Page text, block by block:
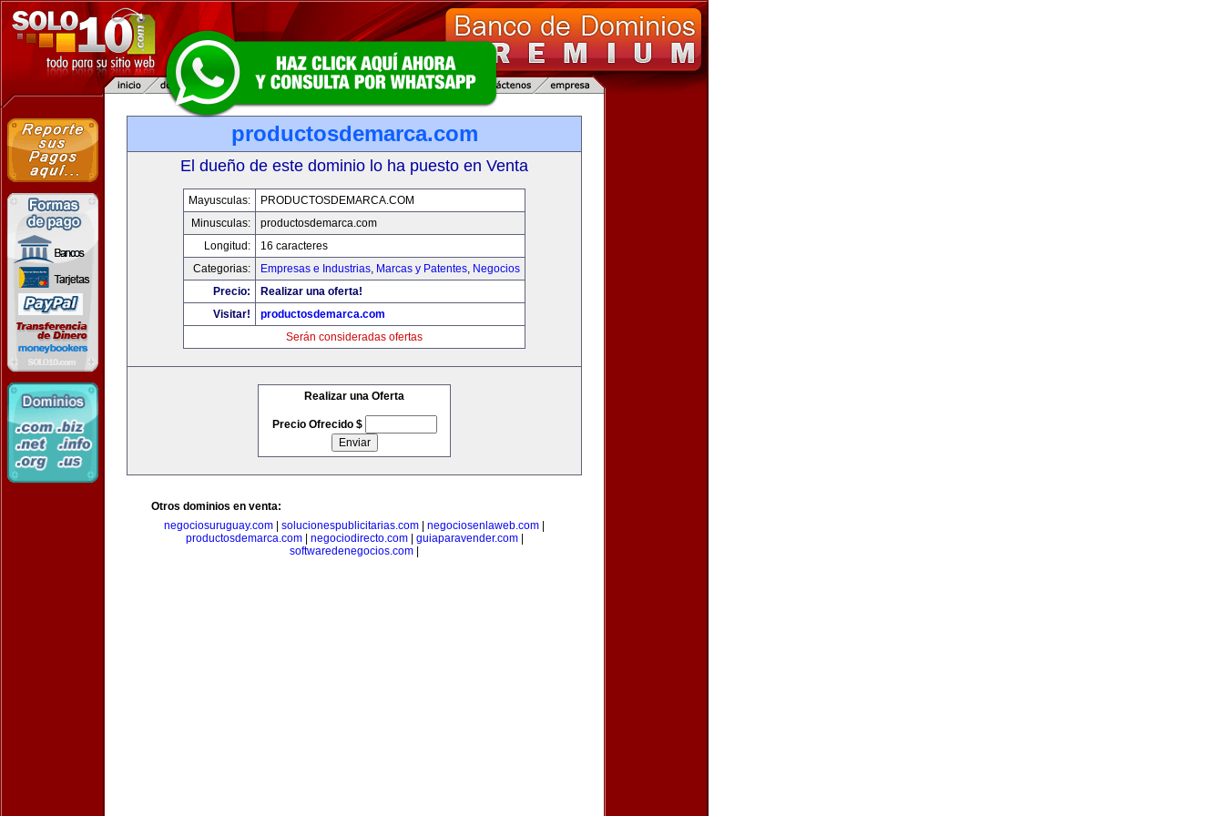
productosdemarca.com
El dueño de este dominio lo ha puesto en Venta
Mayusculas:
PRODUCTOSDEMARCA.COM
Minusculas:
productosdemarca.com
Longitud:
16 caracteres
Categorias:
Empresas e Industrias, Marcas y Patentes, Negocios
Precio:
Realizar una oferta!
Visitar!
productosdemarca.com
Serán consideradas ofertas
Realizar una Oferta
Precio Ofrecido $
Otros dominios en venta:
negociosuruguay.com
solucionespublicitarias.com negociosenlaweb.com
productosdemarca.com| negociodirecto.com| guiaparavender.com|
softwaredenegocios.com